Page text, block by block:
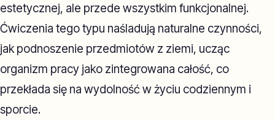
estetycznej, ale przede wszystkim funkcjonalnej.
Ćwiczenia tego typu naśladują naturalne czynności,
jak podnoszenie przedmiotów z ziemi, ucząc
organizm pracy jako zintegrowana całość, co
przekłada się na wydolność w życiu codziennym i
sporcie.